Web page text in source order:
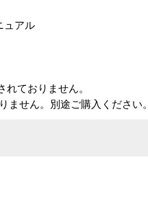
ュアル
れておりません。
ません。別途ご購入ください。